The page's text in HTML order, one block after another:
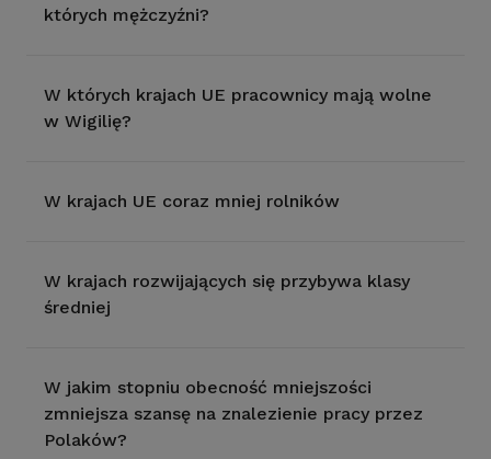
których mężczyźni?
W których krajach UE pracownicy mają wolne
w Wigilię?
W krajach UE coraz mniej rolników
W krajach rozwijających się przybywa klasy
średniej
W jakim stopniu obecność mniejszości
zmniejsza szansę na znalezienie pracy przez
Polaków?